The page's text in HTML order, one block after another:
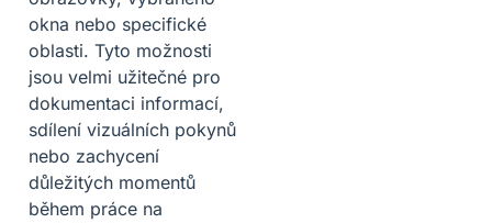
okna nebo specifické
oblasti. Tyto možnosti
jsou velmi užitečné pro
dokumentaci informací,
sdílení vizuálních pokynů
nebo zachycení
důležitých momentů
během práce na